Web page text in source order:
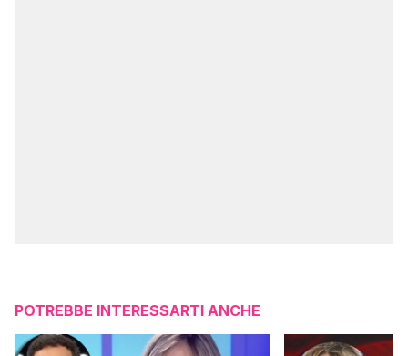
POTREBBE INTERESSARTI ANCHE